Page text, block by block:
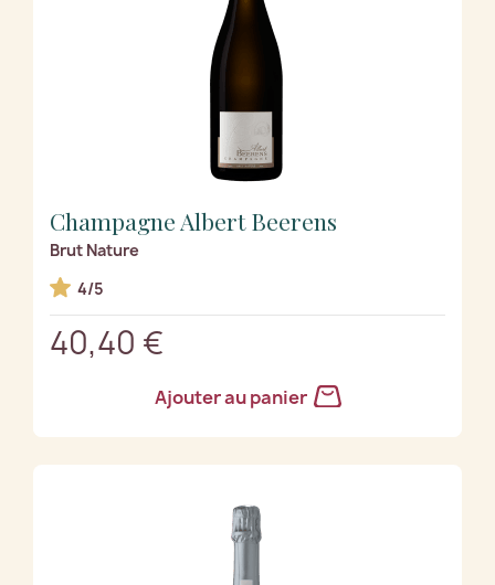
Champagne Albert Beerens
Brut Nature
4/5
40,40 €
Ajouter au panier